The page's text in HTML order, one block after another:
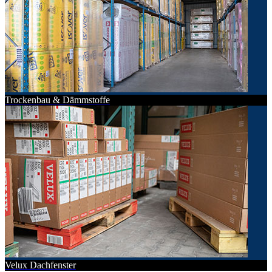
Trockenbau & Dämmstoffe
Velux Dachfenster